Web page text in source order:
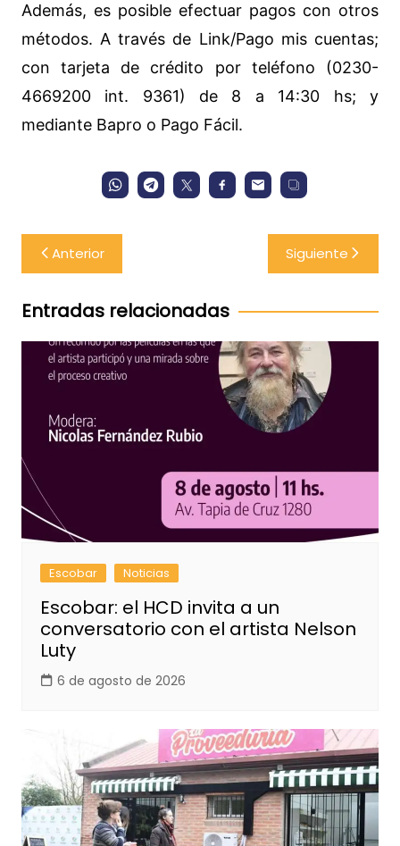
Además, es posible efectuar pagos con otros
métodos. A través de Link/Pago mis cuentas;
con tarjeta de crédito por teléfono (0230-
4669200 int. 9361) de 8 a 14:30 hs; y
mediante Bapro o Pago Fácil.
Navegación
de
entradas
Anterior Siguiente
Entradas relacionadas
Escobar Noticias
Escobar: el HCD invita a un
conversatorio con el artista Nelson
Luty
6 de agosto de 2026